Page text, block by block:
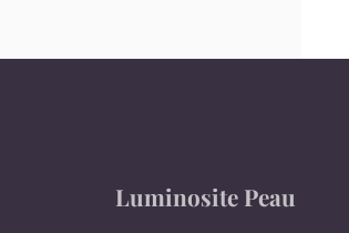
Luminosite Peau